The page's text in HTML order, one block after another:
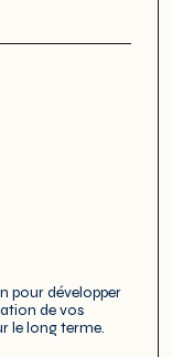
pour développer
de vos
le long terme.